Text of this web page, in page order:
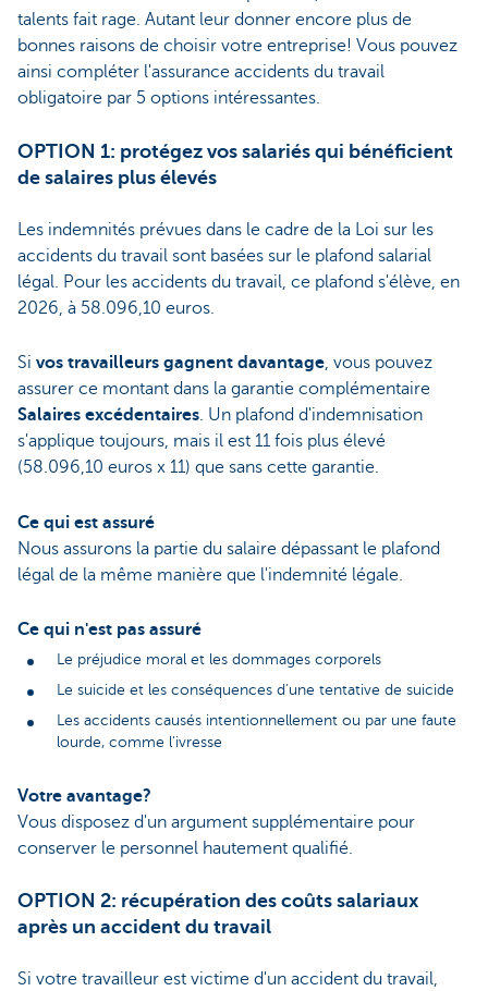
talents fait rage. Autant leur donner encore plus de
bonnes raisons de choisir votre entreprise! Vous pouvez
ainsi compléter l'assurance accidents du travail
obligatoire par 5 options intéressantes.
OPTION 1: protégez vos salariés qui bénéficient
de salaires plus élevés
Les indemnités prévues dans le cadre de la Loi sur les
accidents du travail sont basées sur le plafond salarial
légal. Pour les accidents du travail, ce plafond s'élève, en
2026, à 58.096,10 euros.
Si vos travailleurs gagnent davantage, vous pouvez
assurer ce montant dans la garantie complémentaire
Salaires excédentaires. Un plafond d'indemnisation
s'applique toujours, mais il est 11 fois plus élevé
(58.096,10 euros x 11) que sans cette garantie.
Ce qui est assuré
Nous assurons la partie du salaire dépassant le plafond
légal de la même manière que l'indemnité légale.
Ce qui n'est pas assuré
Le préjudice moral et les dommages corporels
Le suicide et les conséquences d’une tentative de suicide
Les accidents causés intentionnellement ou par une faute
lourde, comme l'ivresse
Votre avantage?
Vous disposez d'un argument supplémentaire pour
conserver le personnel hautement qualifié.
OPTION 2: récupération des coûts salariaux
après un accident du travail
Si votre travailleur est victime d'un accident du travail,